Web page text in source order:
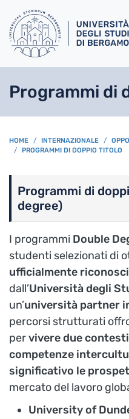
Programmi di
BREADCRUMB
HOME INTERNAZIONALE
PROGRAMMI DI DOPPIO TITOLO
Programmi di
degree)
I programmi Double
studenti selezionati di
ufficialmente
dall’Università degli
un’università partner
percorsi strutturati
pervivere due
competenze
significativo le
mercato del lavoro
University of